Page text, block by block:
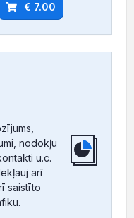
€ 7.00
nodokļu
u.c.
arī
saistīto